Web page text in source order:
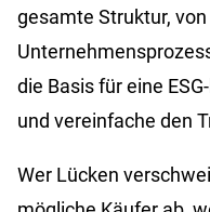
gesamte Struktur,
die Basis für eine
und vereinfache den
Wer Lücken